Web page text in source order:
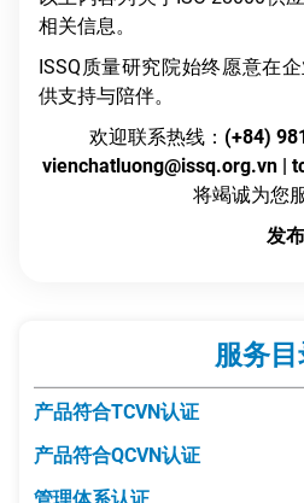
相关信息。
ISSQ质量研究院始终愿意在
供支持与陪伴。
欢迎联系热线： (+84)
vienchatluong@issq.org.vn|
将竭诚为您
发
服务
产品符合TCVN认证
产品符合QCVN认证